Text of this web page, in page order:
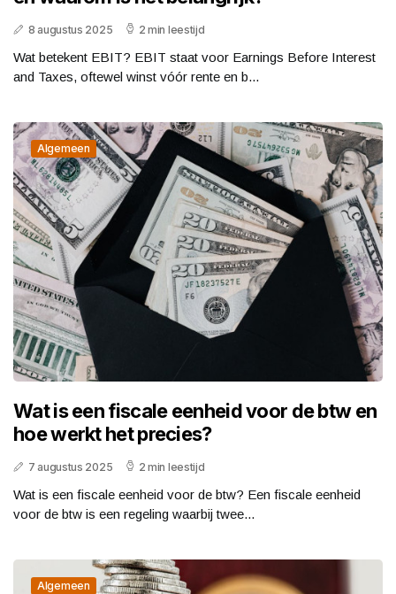
8 augustus 2025 2 min leestijd
Wat betekent EBIT? EBIT staat voor Earnings Before Interest
and Taxes, oftewel winst vóór rente en b...
Algemeen
Wat is een fiscale eenheid voor de btw en
hoe werkt het precies?
7 augustus 2025 2 min leestijd
Wat is een fiscale eenheid voor de btw? Een fiscale eenheid
voor de btw is een regeling waarbij twee...
Algemeen